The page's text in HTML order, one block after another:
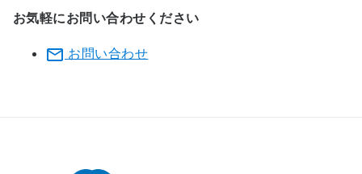
お気軽にお問い合わせください
お問い合わせ